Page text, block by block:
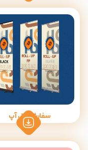
سفارش رول آپ